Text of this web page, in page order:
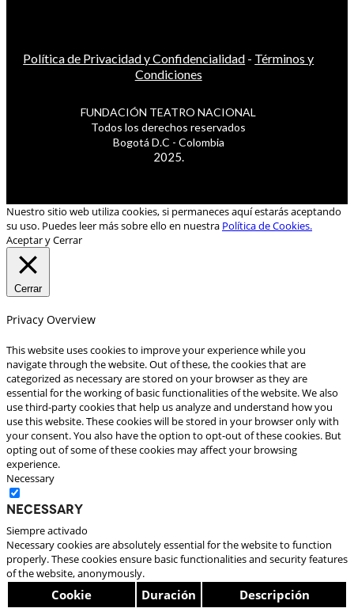
Política de Privacidad y Confidencialidad - Términos y
Condiciones
FUNDACIÓN TEATRO NACIONAL
Todos los derechos reservados
Bogotá D.C - Colombia
2025.
Nuestro sitio web utiliza cookies, si permaneces aquí estarás aceptando
su uso. Puedes leer más sobre ello en nuestra Política de Cookies.
Aceptar y Cerrar
Cerrar
Privacy Overview
This website uses cookies to improve your experience while you
navigate through the website. Out of these, the cookies that are
categorized as necessary are stored on your browser as they are
essential for the working of basic functionalities of the website. We also
use third-party cookies that help us analyze and understand how you
use this website. These cookies will be stored in your browser only with
your consent. You also have the option to opt-out of these cookies. But
opting out of some of these cookies may affect your browsing
experience.
Necessary
Necessary
Siempre activado
Necessary cookies are absolutely essential for the website to function
properly. These cookies ensure basic functionalities and security features
of the website, anonymously.
Cookie Duración Descripción